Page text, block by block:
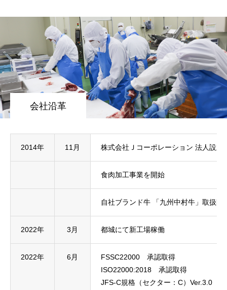
HOME
仕事を知る
会社沿革
2014年 11月 株式会社Ｊコーポレーション 法人設立
食肉加工事業を開始
自社ブランド牛 「九州中村牛」取扱開
2022年 3月 都城にて新工場稼働
2022年 6月
FSSC22000 承認取得
ISO22000:2018 承認取得
JFS-C規格（セクター：C）Ver.3.0